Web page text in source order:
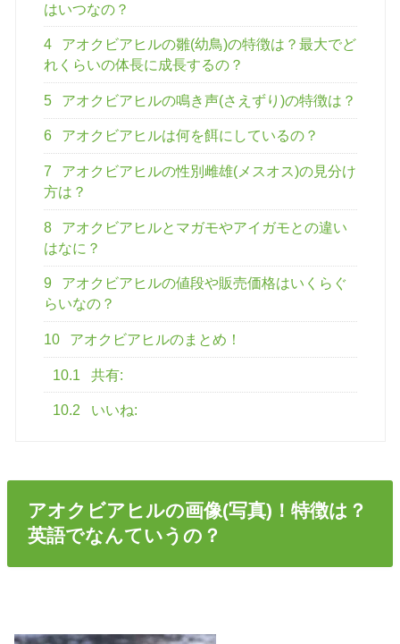
はいつなの？
4
アオクビアヒルの雛(幼鳥)の特徴は？最大でど
れくらいの体長に成長するの？
5 アオクビアヒルの鳴き声(さえずり)の特徴は？
6 アオクビアヒルは何を餌にしているの？
7
アオクビアヒルの性別雌雄(メスオス)の見分け
方は？
8
アオクビアヒルとマガモやアイガモとの違い
はなに？
9
アオクビアヒルの値段や販売価格はいくらぐ
らいなの？
10 アオクビアヒルのまとめ！
10.1 共有:
10.2 いいね:
アオクビアヒルの画像(写真)！特徴は？
英語でなんていうの？